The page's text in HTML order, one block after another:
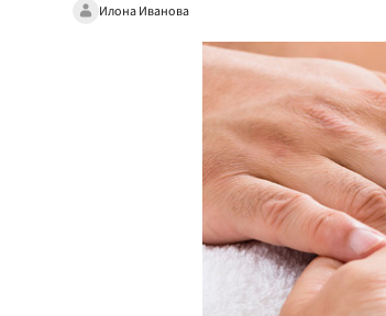
Илона Иванова